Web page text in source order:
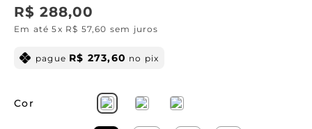
R$ 288,00
Em até5x R$ 57,60 sem juros
pague R$ 273,60 no pix
Cor